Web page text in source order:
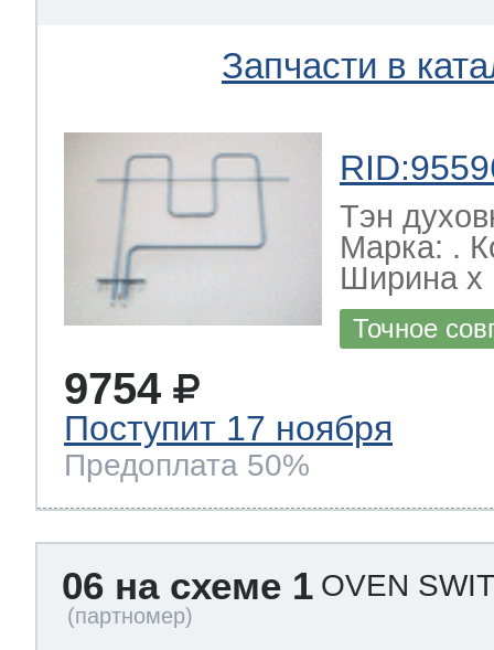
Запчасти в
Тэн
Марка: .
Ширина х
Точное
9754
Поступит 17 ноября
Предоплата 50%
06 на схеме 1 OVEN